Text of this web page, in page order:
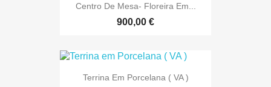
Centro De Mesa- Floreira Em...
900,00 €
Terrina Em Porcelana ( VA )